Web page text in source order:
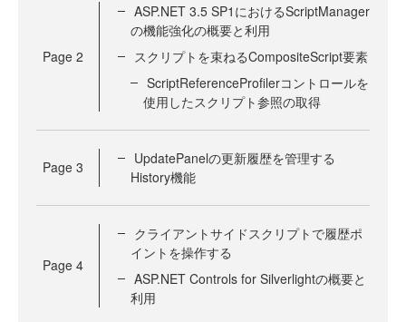
Page 2
ASP.NET 3.5 SP1におけるScriptManager
の機能強化の概要と利用
スクリプトを束ねるCompositeScript要素
ScriptReferenceProfilerコントロールを
使用したスクリプト参照の取得
Page 3
UpdatePanelの更新履歴を管理する
History機能
Page 4
クライアントサイドスクリプトで履歴ポ
イントを操作する
ASP.NET Controls for Silverlightの概要と
利用